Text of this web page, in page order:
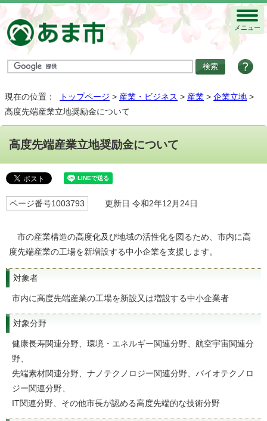
メニュー
現在の位置： トップページ > 産業・ビジネス > 産業 > 企業立地 >
高度先端産業立地奨励金について
高度先端産業立地奨励金について
ページ番号1003793 更新日 令和2年12月24日
市の産業構造の高度化及び地域の活性化を図るため、市内に高
度先端産業の工場を新増設する中小企業を支援します。
対象者
市内に高度先端産業の工場を新設又は増設する中小企業者
対象分野
健康長寿関連分野、環境・エネルギー関連分野、航空宇宙関連分
野、
先端素材関連分野、ナノテクノロジー関連分野、バイオテクノロ
ジー関連分野、
IT関連分野、その他市長が認める高度先端的な技術分野